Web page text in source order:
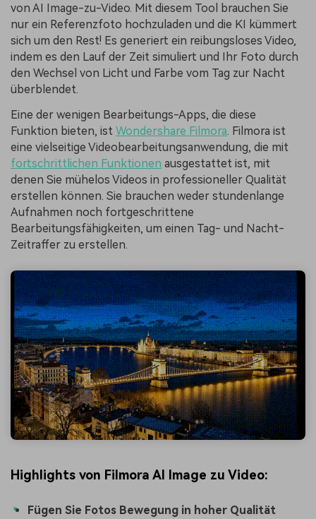
von AI Image-zu-Video. Mit diesem Tool brauchen Sie
nur ein Referenzfoto hochzuladen und die KI kümmert
sich um den Rest! Es generiert ein reibungsloses Video,
indem es den Lauf der Zeit simuliert und Ihr Foto durch
den Wechsel von Licht und Farbe vom Tag zur Nacht
überblendet.
Eine der wenigen Bearbeitungs-Apps, die diese
Funktion bieten, ist Wondershare Filmora. Filmora ist
eine vielseitige Videobearbeitungsanwendung, die mit
fortschrittlichen Funktionen ausgestattet ist, mit
denen Sie mühelos Videos in professioneller Qualität
erstellen können. Sie brauchen weder stundenlange
Aufnahmen noch fortgeschrittene
Bearbeitungsfähigkeiten, um einen Tag- und Nacht-
Zeitraffer zu erstellen.
Highlights von Filmora AI Image zu Video:
Fügen Sie Fotos Bewegung in hoher Qualität